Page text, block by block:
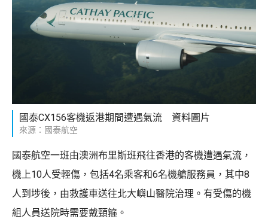
國泰CX156客機返港期間遭遇氣流 資料圖片
來源：國泰航空
國泰航空一班由澳洲布里斯班飛往香港的客機遭遇氣流，
機上10人受輕傷，包括4名乘客和6名機艙服務員，其中8
人到埗後，由救護車送往北大嶼山醫院治理。有受傷的機
組人員送院時需要戴頸箍。